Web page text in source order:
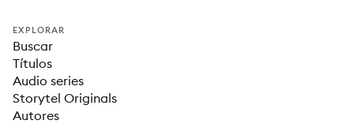
EXPLORAR
Buscar
Títulos
Audio series
Storytel Originals
Autores